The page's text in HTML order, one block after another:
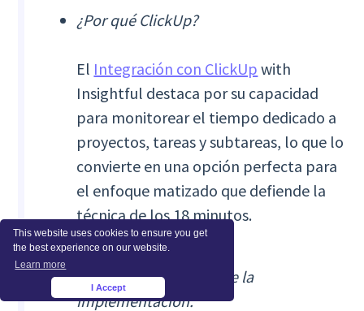
This website uses cookies to ensure you get
the best experience on our website.
Learn more
I Accept
¿Por qué ClickUp?
El Integración con ClickUp with
Insightful destaca por su capacidad
para monitorear el tiempo dedicado a
proyectos, tareas y subtareas, lo que lo
convierte en una opción perfecta para
el enfoque matizado que defiende la
técnica de los 18 minutos.
Aspectos destacados de la
implementación: